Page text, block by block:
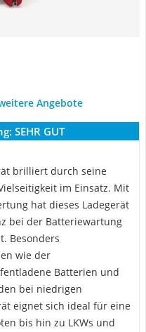
Angebote
SEHR GUT
brilliert durch seine
im Einsatz. Mit
hat dieses Ladegerät
bei der Batteriewartung
Besonders
wie der
Batterien und
bei niedrigen
eignet sich ideal für eine
bis hin zu LKWs und